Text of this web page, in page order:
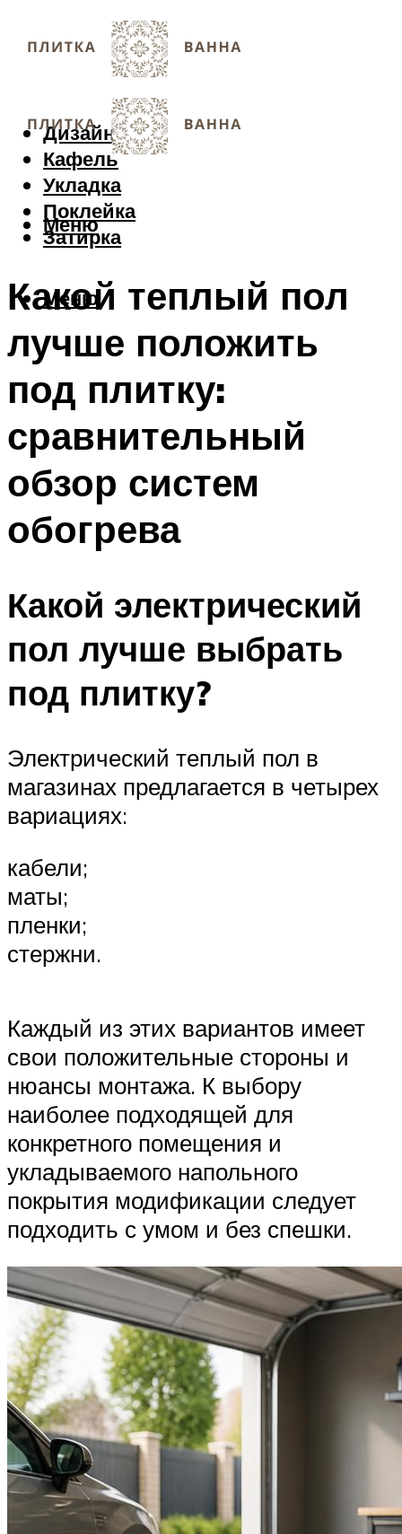
Дизайн
Кафель
Укладка
Поклейка
Затирка
Меню
Меню
Какой теплый пол
лучше положить
под плитку:
сравнительный
обзор систем
обогрева
Какой электрический
пол лучше выбрать
под плитку?
Электрический теплый пол в
магазинах предлагается в четырех
вариациях:
кабели;
маты;
пленки;
стержни.
Каждый из этих вариантов имеет
свои положительные стороны и
нюансы монтажа. К выбору
наиболее подходящей для
конкретного помещения и
укладываемого напольного
покрытия модификации следует
подходить с умом и без спешки.